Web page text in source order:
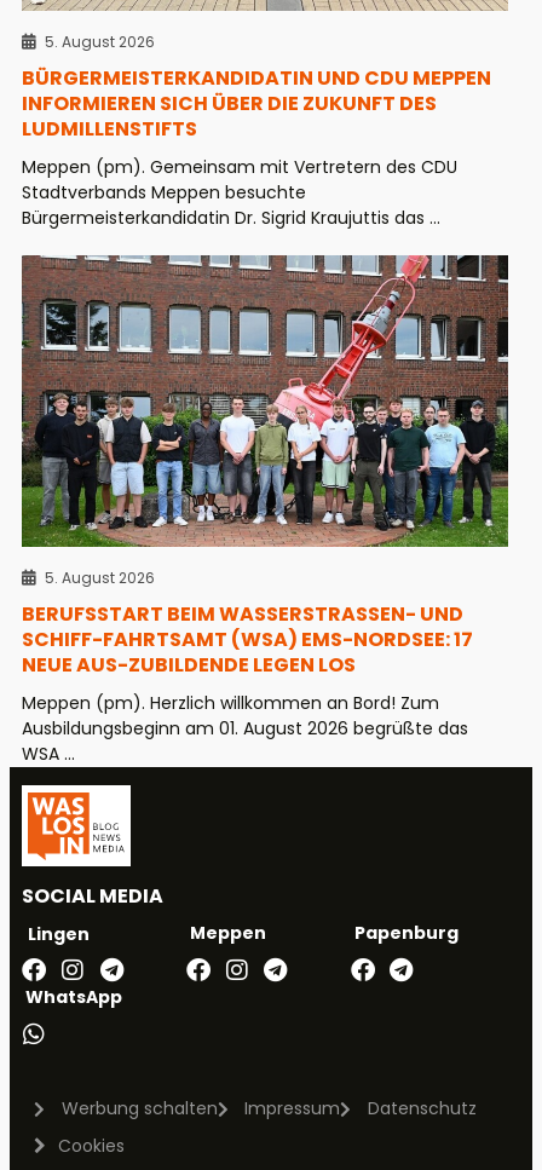
5. August 2026
BÜRGERMEISTERKANDIDATIN UND CDU MEPPEN
INFORMIEREN SICH ÜBER DIE ZUKUNFT DES
LUDMILLENSTIFTS
Meppen (pm). Gemeinsam mit Vertretern des CDU
Stadtverbands Meppen besuchte
Bürgermeisterkandidatin Dr. Sigrid Kraujuttis das ...
5. August 2026
BERUFSSTART BEIM WASSERSTRASSEN- UND S
CHIFF-FAHRTSAMT (WSA) EMS-NORDSEE: 17 N
EUE AUS-ZUBILDENDE LEGEN LOS
Meppen (pm). Herzlich willkommen an Bord! Zum
Ausbildungsbeginn am 01. August 2026 begrüßte das
WSA ...
SOCIAL MEDIA
Lingen Meppen Papenburg
WhatsApp
Werbung schalten Impressum
Datenschutz
Cookies